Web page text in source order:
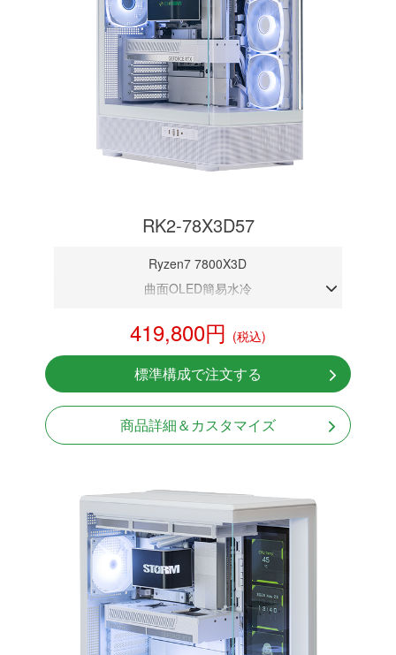
RK2-78X3D57
Ryzen7 7800X3D
曲面OLED簡易水冷
RTX 5070 12GB
NVMeSSD 1TB
無線LAN Bluetooth対応
Windows11 Home 64bit
419,800円 (税込)
標準構成で注文する
商品詳細＆カスタマイズ